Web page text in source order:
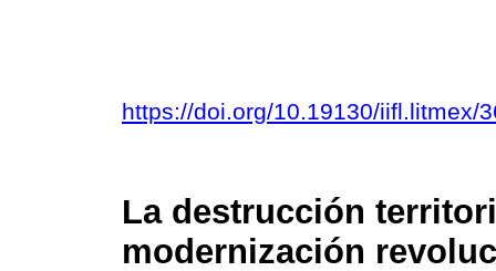
https://doi.org/10.19130/iifl.litmex/
La destrucción
modernización